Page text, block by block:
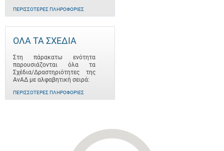
ΠΕΡΙΣΣΌΤΕΡΕΣ ΠΛΗΡΟΦΟΡΊΕΣ
ΟΛΑ ΤΑ ΣΧΕΔΙΑ
Στη πάρακατω ενότητα
παρουσιάζονται όλα τα
Σχέδια/Δραστηριότητες της
ΑνΑΔ με αλφαβητική σειρά:
ΠΕΡΙΣΣΌΤΕΡΕΣ ΠΛΗΡΟΦΟΡΊΕΣ